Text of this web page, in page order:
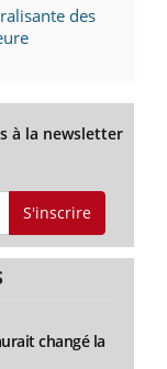
des
à la newsletter
S'inscrire
changé la